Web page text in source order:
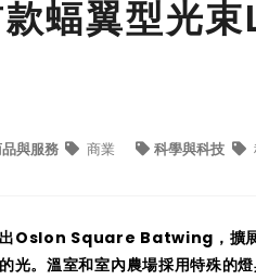
蝠翼型光束
與服務 商業 科學與科技
出Oslon Square Batwing，擴
光。溫室和室內農場採用特殊的